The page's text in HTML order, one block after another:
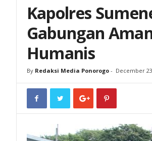
Kapolres
Gabungan
Humanis
By Redaksi Media Ponorogo- December